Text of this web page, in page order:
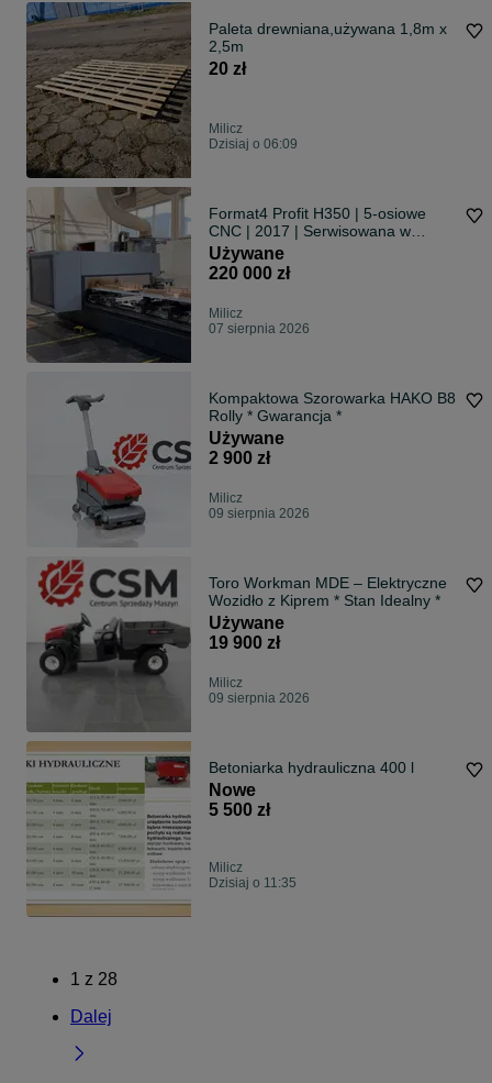
Paleta drewniana,używana 1,8m x
2,5m
20 zł
Milicz
Dzisiaj o 06:09
Format4 Profit H350 | 5-osiowe
CNC | 2017 | Serwisowana w
Felder Polska
Używane
220 000 zł
Milicz
07 sierpnia 2026
Kompaktowa Szorowarka HAKO B8
Rolly * Gwarancja *
Używane
2 900 zł
Milicz
09 sierpnia 2026
Toro Workman MDE – Elektryczne
Wozidło z Kiprem * Stan Idealny *
Używane
19 900 zł
Milicz
09 sierpnia 2026
Betoniarka hydrauliczna 400 l
Nowe
5 500 zł
Milicz
Dzisiaj o 11:35
1 z 28
Dalej